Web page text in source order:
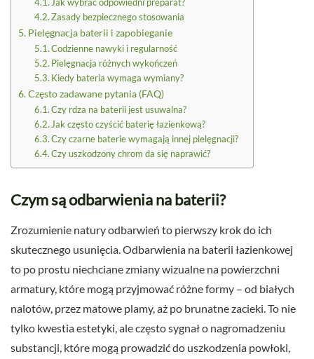
Zasady bezpiecznego stosowania
Pielęgnacja baterii i zapobieganie
Codzienne nawyki i regularność
Pielęgnacja różnych wykończeń
Kiedy bateria wymaga wymiany?
Często zadawane pytania (FAQ)
Czy rdza na baterii jest usuwalna?
Jak często czyścić baterię łazienkową?
Czy czarne baterie wymagają innej pielęgnacji?
Czy uszkodzony chrom da się naprawić?
Czym są odbarwienia na baterii?
Zrozumienie natury odbarwień to pierwszy krok do ich
skutecznego usunięcia. Odbarwienia na baterii łazienkowej
to po prostu niechciane zmiany wizualne na powierzchni
armatury, które mogą przyjmować różne formy – od białych
nalotów, przez matowe plamy, aż po brunatne zacieki. To nie
tylko kwestia estetyki, ale często sygnał o nagromadzeniu
substancji, które mogą prowadzić do uszkodzenia powłoki,